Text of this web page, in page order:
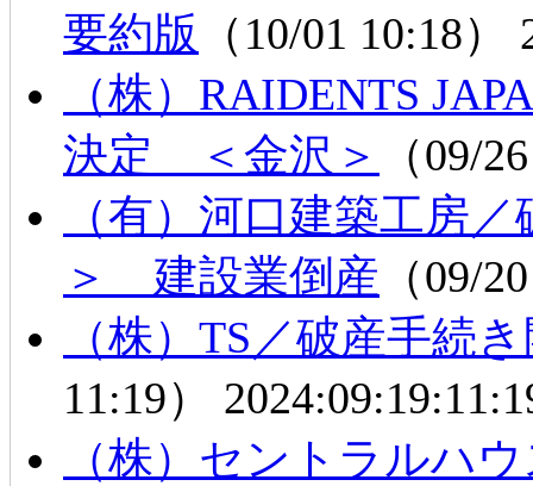
要約版 （10/01 10:18）
（株）RAIDENTS
決定 ＜金沢＞
（09/
（有）河口建築工房
＞ 建設業倒産 （09/
（株）TS／破産手続
11:19）
（株）セントラルハ